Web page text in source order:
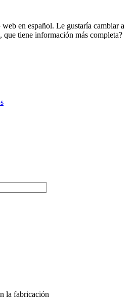
en español. Le gustaría cambiar a
que tiene información más completa?
la fabricación